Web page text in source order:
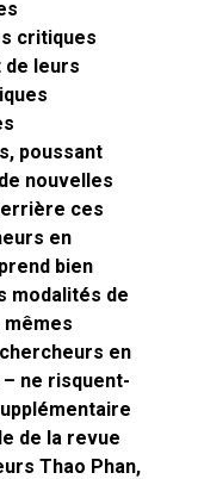
artificielle
:
pas le
critiques
leurs
poussant
nouvelles
ces
en
bien
modalités de
en
ne risquent-
de la revue
Thao Phan,